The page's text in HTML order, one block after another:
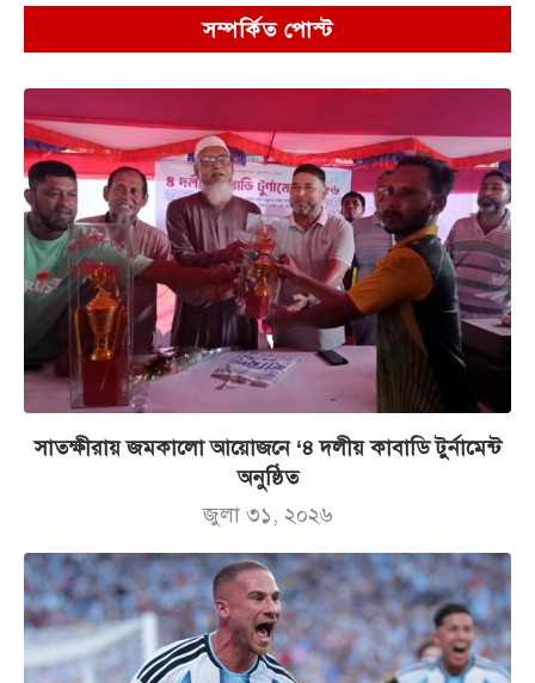
সম্পর্কিত পোস্ট
সাতক্ষীরায় জমকালো আয়োজনে ‘৪ দলীয় কাবাডি টুর্নামেন্ট
অনুষ্ঠিত
জুলা ৩১, ২০২৬